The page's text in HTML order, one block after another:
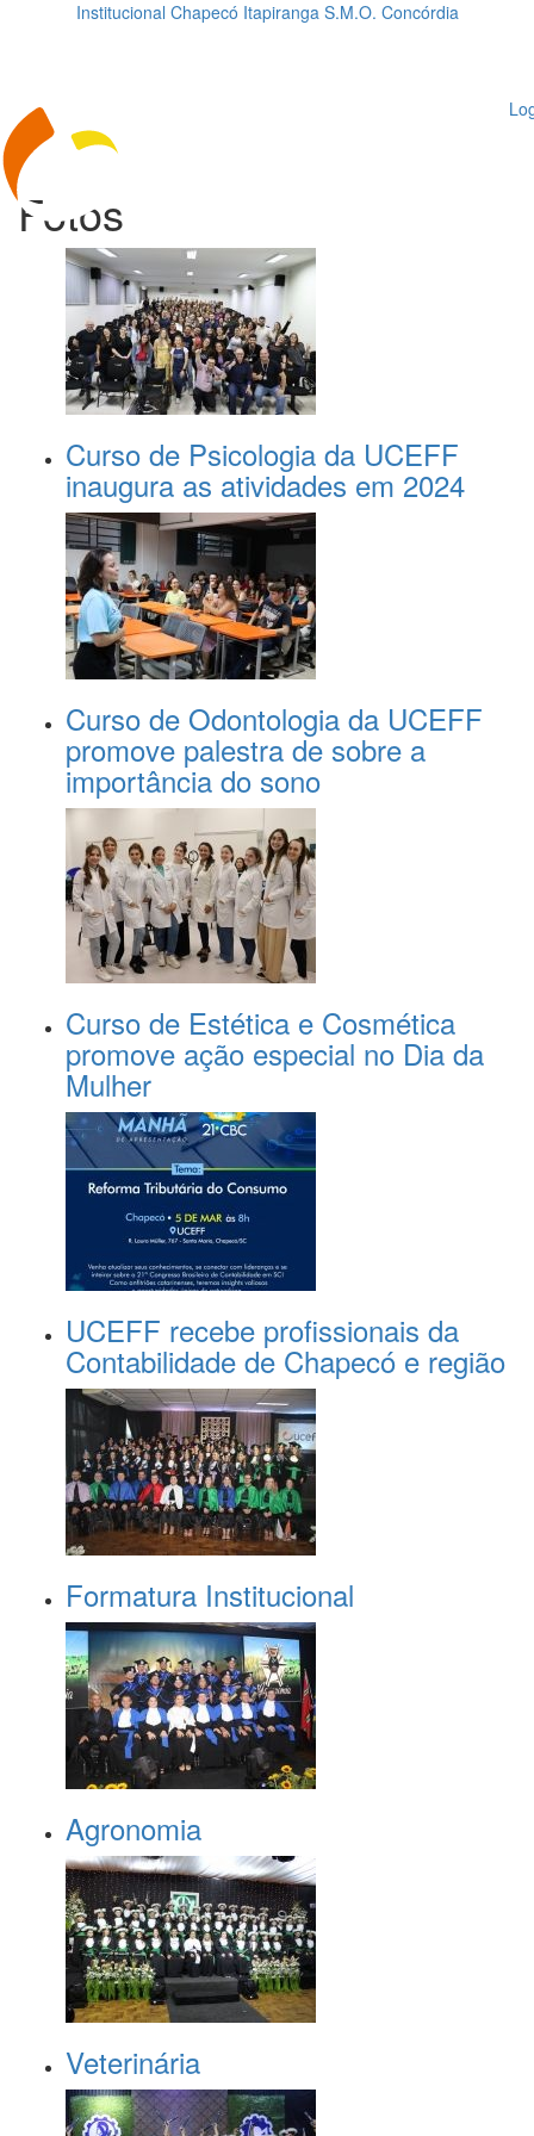
Institucional Chapecó Itapiranga S.M.O. Concórdia
Fotos
Curso de Psicologia da UCEFF
inaugura as atividades em 2024
Curso de Odontologia da UCEFF
promove palestra de sobre a
importância do sono
Curso de Estética e Cosmética
promove ação especial no Dia da
Mulher
UCEFF recebe profissionais da
Contabilidade de Chapecó e região
Formatura Institucional
Agronomia
Veterinária